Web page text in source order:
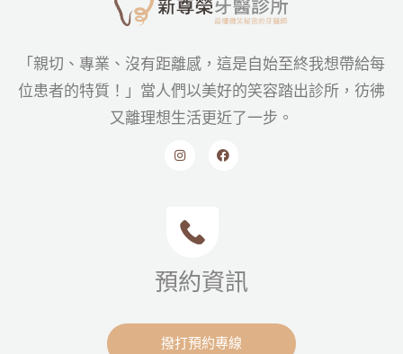
「親切、專業、沒有距離感，這是自始至終我想帶給每
位患者的特質！」當人們以美好的笑容踏出診所，彷彿
又離理想生活更近了一步。
預約資訊
撥打預約專線